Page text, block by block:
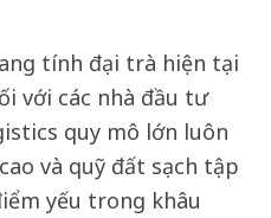
tính đại trà hiện tại
với các nhà đầu tư
quy mô lớn luôn
và quỹ đất sạch tập
yếu trong khâu